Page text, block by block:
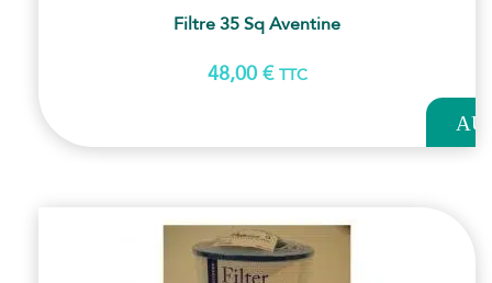
Filtre 35 Sq Aventine
48,00 € TTC
AU